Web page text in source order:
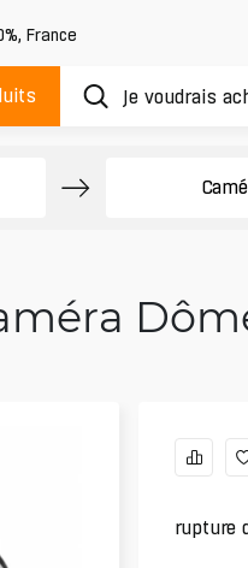
, France
rupture